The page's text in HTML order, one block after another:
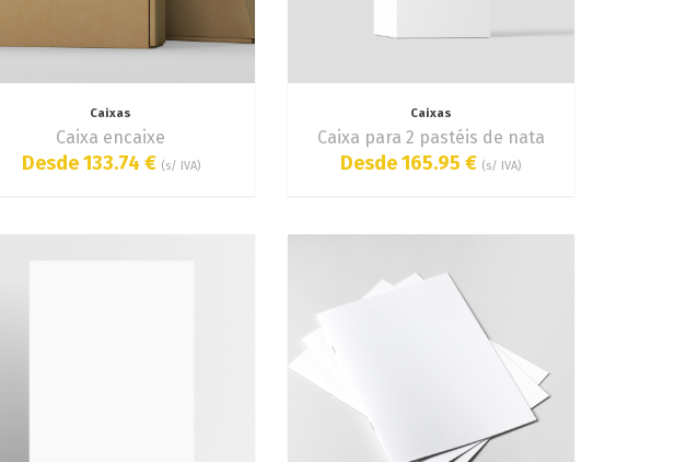
Caixas
Caixa encaixe
Desde 133.74 € (s/ IVA)
Caixas
Caixa para 2 pastéis de nata
Desde 165.95 € (s/ IVA)